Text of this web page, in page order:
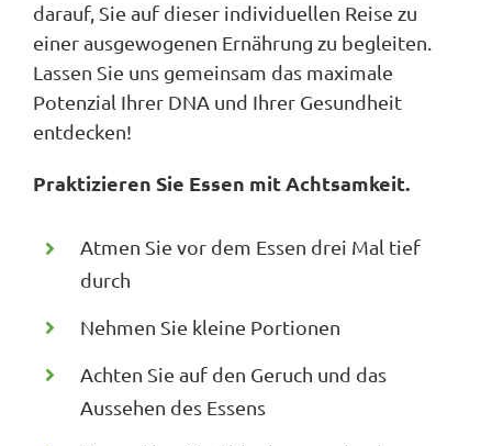
darauf, Sie auf dieser individuellen Reise zu
einer ausgewogenen Ernährung zu begleiten.
Lassen Sie uns gemeinsam das maximale
Potenzial Ihrer DNA und Ihrer Gesundheit
entdecken!
Praktizieren Sie Essen mit Achtsamkeit.
Atmen Sie vor dem Essen drei Mal tief
durch
Nehmen Sie kleine Portionen
Achten Sie auf den Geruch und das
Aussehen des Essens